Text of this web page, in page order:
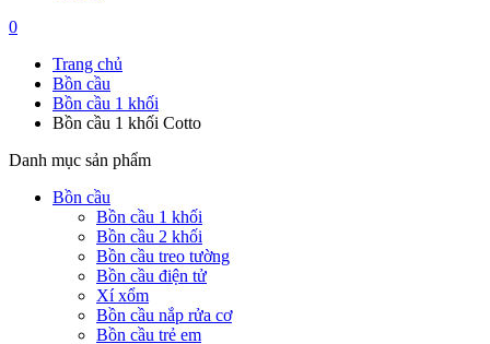
0
Trang chủ
Bồn cầu
Bồn cầu 1 khối
Bồn cầu 1 khối Cotto
Danh mục sản phẩm
Bồn cầu
Bồn cầu 1 khối
Bồn cầu 2 khối
Bồn cầu treo tường
Bồn cầu điện tử
Xí xổm
Bồn cầu nắp rửa cơ
Bồn cầu trẻ em